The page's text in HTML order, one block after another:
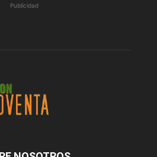
Publicidad